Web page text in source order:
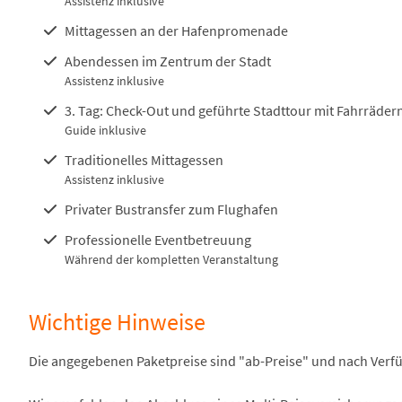
Mittagessen an der Hafenpromenade
Abendessen im Zentrum der Stadt
Assistenz inklusive
3. Tag: Check-Out und geführte Stadttour mit
Guide inklusive
Traditionelles Mittagessen
Assistenz inklusive
Privater Bustransfer zum Flughafen
Professionelle Eventbetreuung
Während der kompletten Veranstaltung
Wichtige Hinweise
Die angegebenen Paketpreise sind "ab-Preise" und nach